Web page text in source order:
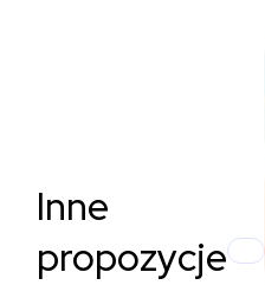
Inne
propozycje